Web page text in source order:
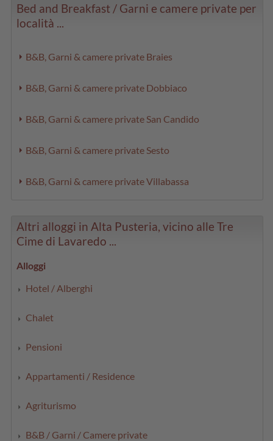
Bed and Breakfast / Garni e camere private per
località ...
B&B, Garni & camere private Braies
B&B, Garni & camere private Dobbiaco
B&B, Garni & camere private San Candido
B&B, Garni & camere private Sesto
B&B, Garni & camere private Villabassa
Altri alloggi in Alta Pusteria, vicino alle Tre
Cime di Lavaredo ...
Alloggi
Hotel / Alberghi
Chalet
Pensioni
Appartamenti / Residence
Agriturismo
B&B / Garni / Camere private